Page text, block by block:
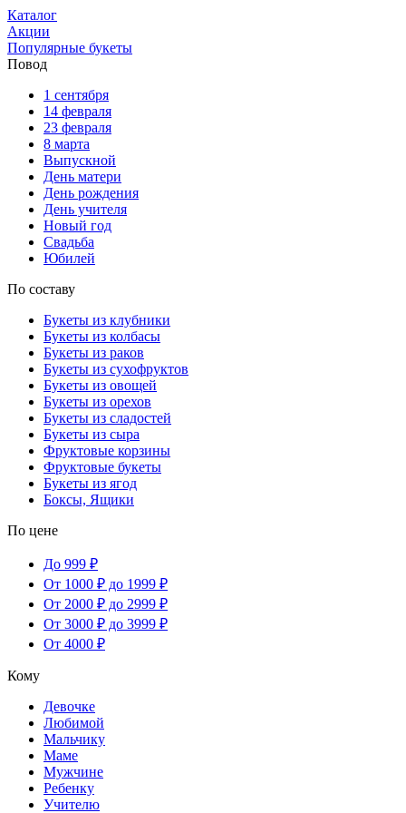
Каталог
Акции
Популярные букеты
Повод
1 сентября
14 февраля
23 февраля
8 марта
Выпускной
День матери
День рождения
День учителя
Новый год
Свадьба
Юбилей
По составу
Букеты из клубники
Букеты из колбасы
Букеты из раков
Букеты из сухофруктов
Букеты из овощей
Букеты из орехов
Букеты из сладостей
Букеты из сыра
Фруктовые корзины
Фруктовые букеты
Букеты из ягод
Боксы, Ящики
По цене
До 999 ₽
От 1000 ₽ до 1999 ₽
От 2000 ₽ до 2999 ₽
От 3000 ₽ до 3999 ₽
От 4000 ₽
Кому
Девочке
Любимой
Мальчику
Маме
Мужчине
Ребенку
Учителю